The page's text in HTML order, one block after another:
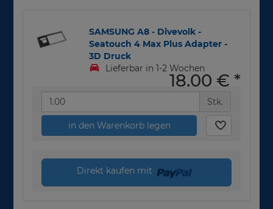
SAMSUNG A8 - Divevolk -
Seatouch 4 Max Plus Adapter -
3D Druck
Lieferbar in 1-2 Wochen
18,00 € *
Stk.
in den Warenkorb legen
Direkt kaufen mit